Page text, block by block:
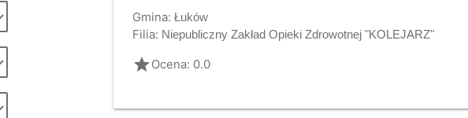
Gmina: Łuków
Filia: Niepubliczny Zakład Opieki Zdrowotnej "KOLEJARZ"
gradeOcena: 0.0